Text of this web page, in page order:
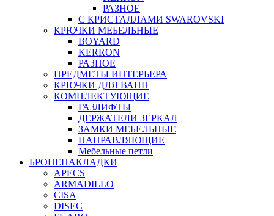
РАЗНОЕ
С КРИСТАЛЛАМИ SWAROVSKI
КРЮЧКИ МЕБЕЛЬНЫЕ
BOYARD
KERRON
РАЗНОЕ
ПРЕДМЕТЫ ИНТЕРЬЕРА
КРЮЧКИ ДЛЯ ВАНН
КОМПЛЕКТУЮЩИЕ
ГАЗЛИФТЫ
ДЕРЖАТЕЛИ ЗЕРКАЛ
ЗАМКИ МЕБЕЛЬНЫЕ
НАПРАВЛЯЮЩИЕ
Мебельные петли
БРОНЕНАКЛАДКИ
APECS
ARMADILLO
CISA
DISEC